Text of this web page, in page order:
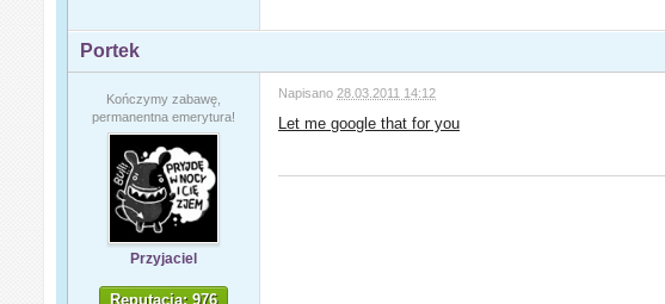
Portek
Kończymy zabawę,
permanentna emerytura!
Przyjaciel
Reputacja: 976
Napisano 28.03.2011 14:12
Let me google that for you